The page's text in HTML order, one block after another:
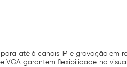
até 6 canais IP e gravação em
VGA garantem flexibilidade na